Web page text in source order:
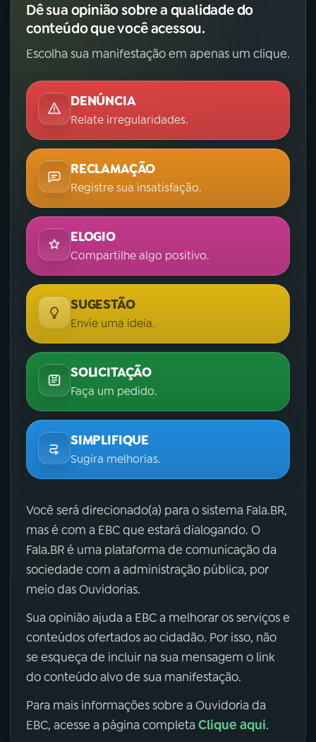
Dê sua opinião sobre a qualidade do
conteúdo que você acessou.
Escolha sua manifestação em apenas um clique.
DENÚNCIA
Relate irregularidades.
RECLAMAÇÃO
Registre sua insatisfação.
ELOGIO
Compartilhe algo positivo.
SUGESTÃO
Envie uma ideia.
SOLICITAÇÃO
Faça um pedido.
SIMPLIFIQUE
Sugira melhorias.
Você será direcionado(a) para o sistema Fala.BR,
mas é com a EBC que estará dialogando. O
Fala.BR é uma plataforma de comunicação da
sociedade com a administração pública, por
meio das Ouvidorias.
Sua opinião ajuda a EBC a melhorar os serviços e
conteúdos ofertados ao cidadão. Por isso, não
se esqueça de incluir na sua mensagem o link
do conteúdo alvo de sua manifestação.
Para mais informações sobre a Ouvidoria da
EBC, acesse a página completa Clique aqui.